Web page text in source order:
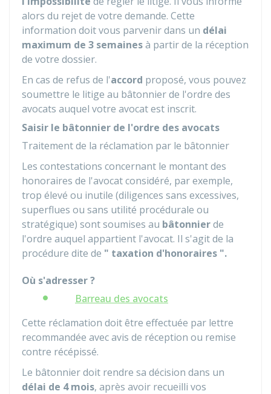
alors du rejet de votre demande. Cette
information doit vous parvenir dans un délai
maximum de 3 semainesà partir de la réception
de votre dossier.
En cas de refus de l'accord proposé, vous pouvez
soumettre le litige au bâtonnier de l'ordre des
avocats auquel votre avocat est inscrit.
Saisir le bâtonnier de l'ordre des avocats
Traitement de la réclamation par le bâtonnier
Les contestations concernant le montant des
honoraires de l'avocat considéré, par exemple,
trop élevé ou inutile (diligences sans excessives,
superflues ou sans utilité procédurale ou
stratégique) sont soumises au bâtonnierde
l'ordre auquel appartient l'avocat. Il s'agit de la
procédure dite de " taxation d'honoraires ".
Où s'adresser ?
Barreau des avocats
Cette réclamation doit être effectuée par lettre
recommandée avec avis de réception ou remise
contre récépissé.
Le bâtonnier doit rendre sa décision dans un
délai de 4 mois, après avoir recueilli vos